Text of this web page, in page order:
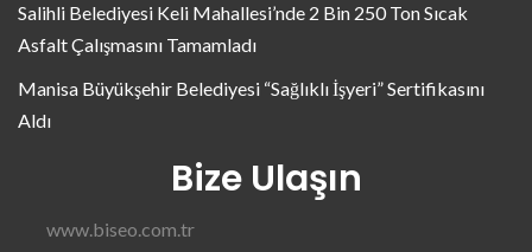
Salihli Belediyesi Keli Mahallesi’nde 2 Bin 250 Ton Sıcak
Asfalt Çalışmasını Tamamladı
Manisa Büyükşehir Belediyesi “Sağlıklı İşyeri” Sertifikasını
Aldı
Bize Ulaşın
www.biseo.com.tr